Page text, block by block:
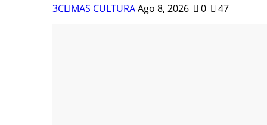
3CLIMAS CULTURAAgo 8, 2026 0 47